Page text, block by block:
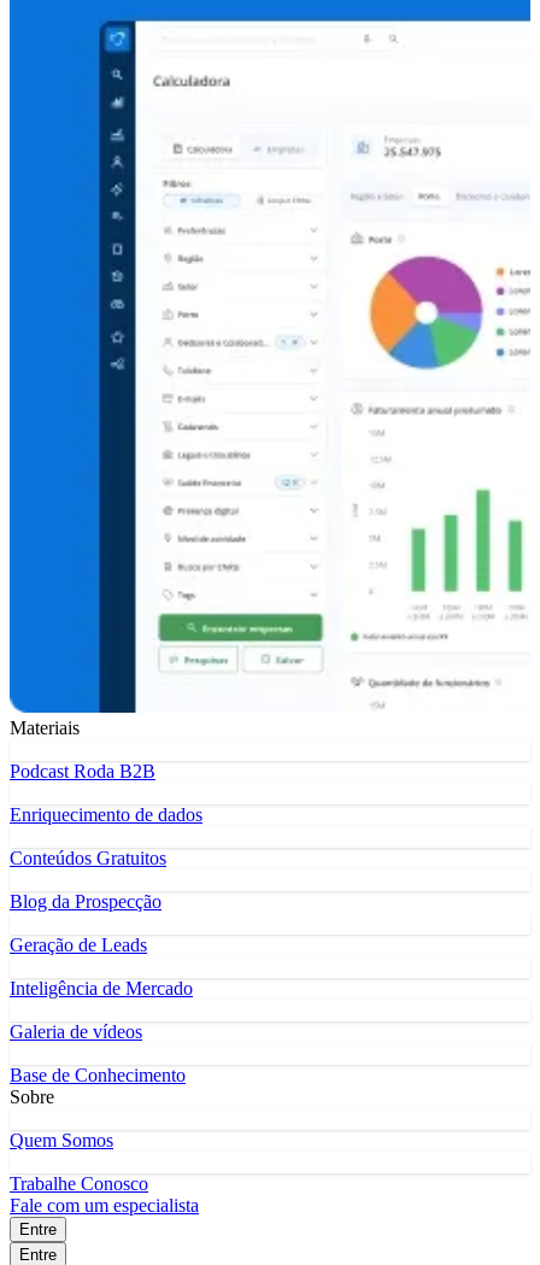
Materiais
Podcast Roda B2B
Enriquecimento de dados
Conteúdos Gratuitos
Blog da Prospecção
Geração de Leads
Inteligência de Mercado
Galeria de vídeos
Base de Conhecimento
Sobre
Quem Somos
Trabalhe Conosco
Fale com um especialista
Entre
Entre